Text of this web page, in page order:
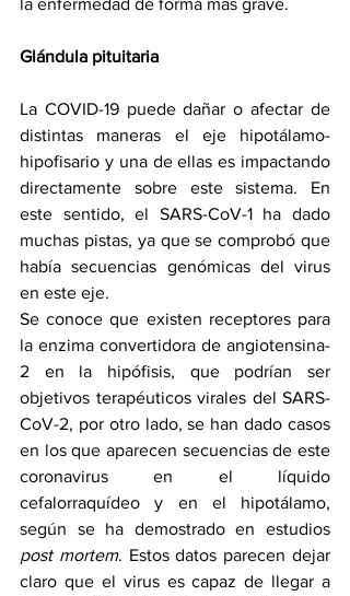
la enfermedad de forma más grave.
Glándula pituitaria
La COVID-19 puede dañar o afectar de
distintas maneras el eje hipotálamo-
hipofisario y una de ellas es impactando
directamente sobre este sistema. En
este sentido, el SARS-CoV-1 ha dado
muchas pistas, ya que se comprobó que
había secuencias genómicas del virus
en este eje.
Se conoce que existen receptores para
la enzima convertidora de angiotensina-
2 en la hipófisis, que podrían ser
objetivos terapéuticos virales del SARS-
CoV-2, por otro lado, se han dado casos
en los que aparecen secuencias de este
coronavirus en el líquido
cefalorraquídeo y en el hipotálamo,
post mortem. Estos datos parecen dejar
claro que el virus es capaz de llegar a